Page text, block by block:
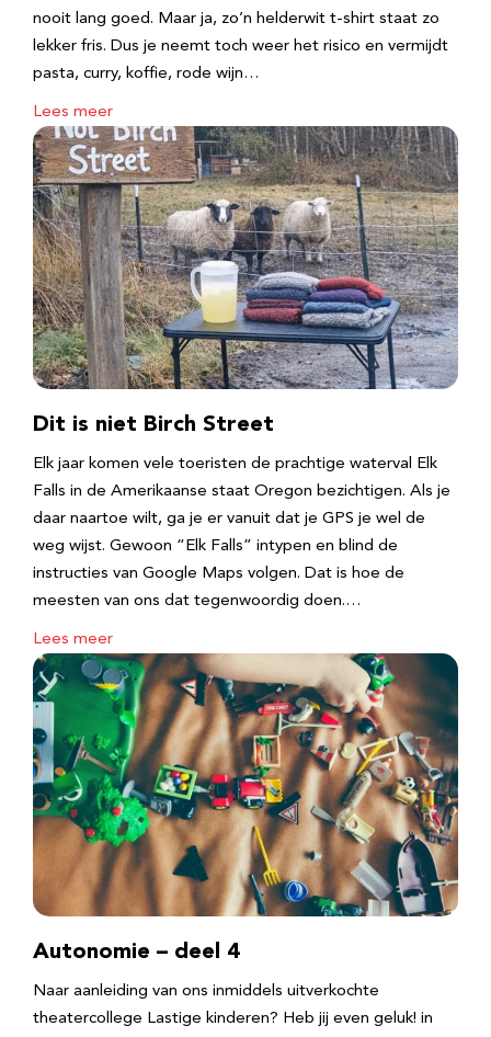
nooit lang goed. Maar ja, zo’n helderwit t-shirt staat zo
lekker fris. Dus je neemt toch weer het risico en vermijdt
pasta, curry, koffie, rode wijn…
Lees meer
Dit is niet Birch Street
Elk jaar komen vele toeristen de prachtige waterval Elk
Falls in de Amerikaanse staat Oregon bezichtigen. Als je
daar naartoe wilt, ga je er vanuit dat je GPS je wel de
weg wijst. Gewoon “Elk Falls” intypen en blind de
instructies van Google Maps volgen. Dat is hoe de
meesten van ons dat tegenwoordig doen.…
Lees meer
Autonomie – deel 4
Naar aanleiding van ons inmiddels uitverkochte
theatercollege Lastige kinderen? Heb jij even geluk! in